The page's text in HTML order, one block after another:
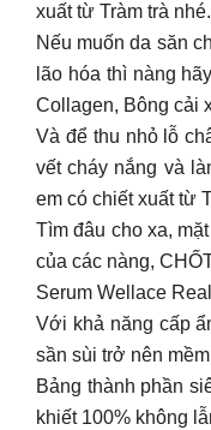
xuất từ Tràm trà nhé.
Nếu muốn da săn
lão hóa thì nàng
Collagen, Bông cải
Và để thu nhỏ lỗ
vết cháy nắng và
em có chiết xuất từ
Tìm đâu cho xa,
của các nàng,
Serum Wellace
Với khả năng cấp
sần sùi trở nên
Bảng thành phần
khiết 100% không